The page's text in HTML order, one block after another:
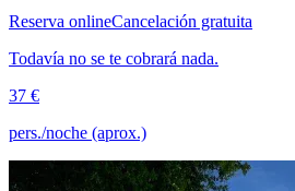
Reserva onlineCancelación gratuita
Todavía no se te cobrará nada.
37 €
pers./noche (aprox.)